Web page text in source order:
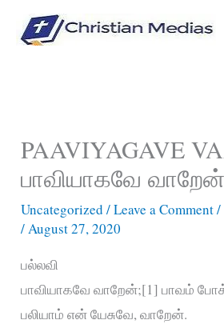
PAAVIYAGAVE
பாவியாகவே வாறேன்
Uncategorized /Leave a Comment
/ August 27, 2020
பல்லவி
பாவியாகவே வாறேன்;[1] பாவம்
பலியாம் என் யேசுவே, வாறேன்.